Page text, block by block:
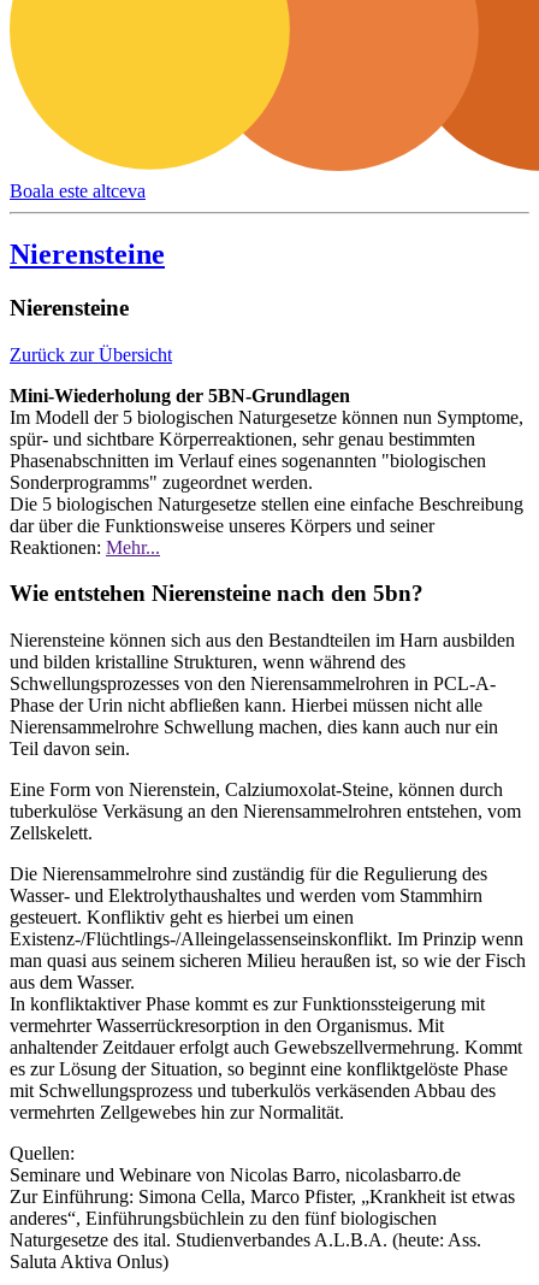
Boala este altceva
Nierensteine
Nierensteine
Zurück zur Übersicht
Mini-Wiederholung der 5BN-Grundlagen
Im Modell der 5 biologischen Naturgesetze können nun Symptome,
spür- und sichtbare Körperreaktionen, sehr genau bestimmten
Phasenabschnitten im Verlauf eines sogenannten "biologischen
Sonderprogramms" zugeordnet werden.
Die 5 biologischen Naturgesetze stellen eine einfache Beschreibung
dar über die Funktionsweise unseres Körpers und seiner
Reaktionen: Mehr...
Wie entstehen Nierensteine nach den 5bn?
Nierensteine können sich aus den Bestandteilen im Harn ausbilden
und bilden kristalline Strukturen, wenn während des
Schwellungsprozesses von den Nierensammelrohren in PCL-A-
Phase der Urin nicht abfließen kann. Hierbei müssen nicht alle
Nierensammelrohre Schwellung machen, dies kann auch nur ein
Teil davon sein.
Eine Form von Nierenstein, Calziumoxolat-Steine, können durch
tuberkulöse Verkäsung an den Nierensammelrohren entstehen, vom
Zellskelett.
Die Nierensammelrohre sind zuständig für die Regulierung des
Wasser- und Elektrolythaushaltes und werden vom Stammhirn
gesteuert. Konfliktiv geht es hierbei um einen
Existenz-/Flüchtlings-/Alleingelassenseinskonflikt. Im Prinzip wenn
man quasi aus seinem sicheren Milieu heraußen ist, so wie der Fisch
aus dem Wasser.
In konfliktaktiver Phase kommt es zur Funktionssteigerung mit
vermehrter Wasserrückresorption in den Organismus. Mit
anhaltender Zeitdauer erfolgt auch Gewebszellvermehrung. Kommt
es zur Lösung der Situation, so beginnt eine konfliktgelöste Phase
mit Schwellungsprozess und tuberkulös verkäsenden Abbau des
vermehrten Zellgewebes hin zur Normalität.
Quellen:
Seminare und Webinare von Nicolas Barro, nicolasbarro.de
Zur Einführung: Simona Cella, Marco Pfister, „Krankheit ist etwas
anderes“, Einführungsbüchlein zu den fünf biologischen
Naturgesetze des ital. Studienverbandes A.L.B.A. (heute: Ass.
Saluta Aktiva Onlus)